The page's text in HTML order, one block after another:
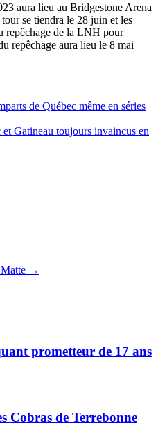
aura lieu au Bridgestone Arena
se tiendra le 28 juin et les
repêchage de la LNH pour
repêchage aura lieu le 8 mai
de Québec même en séries
Gatineau toujours invaincus en
Matte →
prometteur de 17 ans
Cobras de Terrebonne